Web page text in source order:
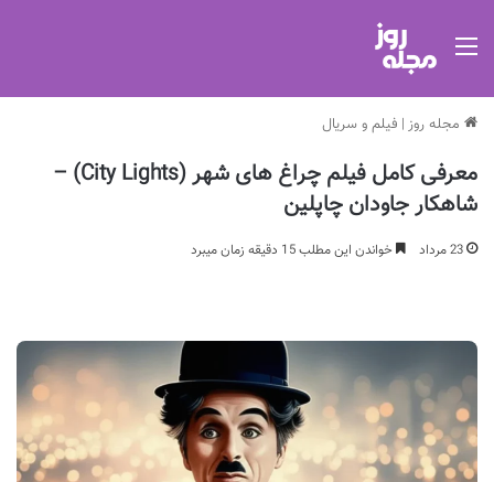
مجله روز | فیلم و سریال
معرفی کامل فیلم چراغ های شهر (City Lights) –
شاهکار جاودان چاپلین
23 مرداد خواندن این مطلب 15 دقیقه زمان میبرد